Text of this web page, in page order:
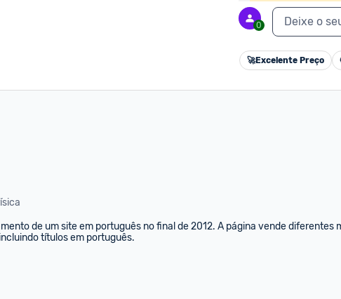
📲 Como usar:
1. Baixe o App
2. Adicione
3. Insira o
4. Desconto
0 Deixe o
🚀Excelente Preço
de um site em português no final de 2012. A página vende diferentes
títulos em português.